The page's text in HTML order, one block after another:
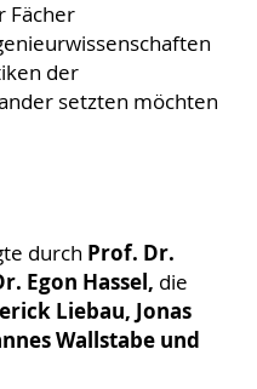
Fächer
der
setzten möchten
durch Prof. Dr.
Egon Hassel, die
Liebau, Jonas
Wallstabeund